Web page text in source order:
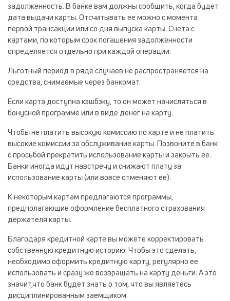
задолженность. В банке вам должны сообщить, когда будет
дата выдачи карты. Отсчитывать ее можно с момента
первой трансакции или со дня выпуска карты. Счета с
картами, по которым срок погашения задолженности
определяется отдельно при каждой операции.
Льготный период в ряде случаев не распространяется на
средства, снимаемые через банкомат.
Если карта доступна кэшбэку, то он может начисляться в
бонусной программе или в виде денег на карту.
Чтобы не платить высокую комиссию по карте и не платить
высокие комиссии за обслуживание карты. Позвоните в банк
с просьбой прекратить использование карты и закрыть её.
Банки иногда идут навстречу и снижают плату за
использование карты (или вовсе отменяют ее).
К некоторым картам предлагаются программы,
предполагающие оформление бесплатного страхования
держателя карты.
Благодаря кредитной карте вы можете корректировать
собственную кредитную историю. Чтобы это сделать,
необходимо оформить кредитную карту, регулярно ее
использовать и сразу же возвращать на карту деньги. А это
значит,что банк будет знать о том, что вы являетесь
дисциплинированным заемщиком.